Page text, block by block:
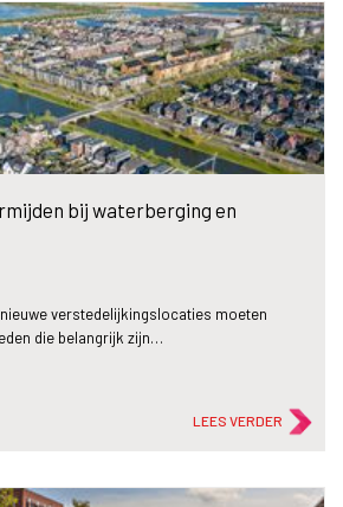
bij waterberging en
verstedelijkingslocaties moeten
die belangrijk zijn…
LEES VERDER